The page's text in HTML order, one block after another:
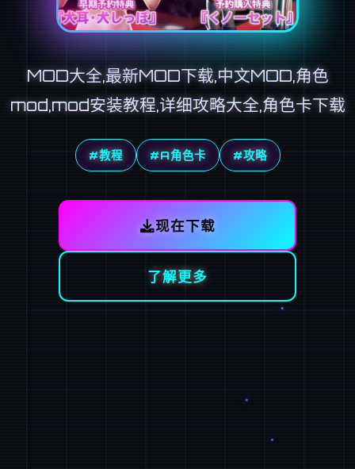
MOD大全,最新MOD下载,中文MOD,角色
mod,mod安装教程,详细攻略大全,角色卡下载
#教程 #A角色卡 #攻略
现在下载
了解更多